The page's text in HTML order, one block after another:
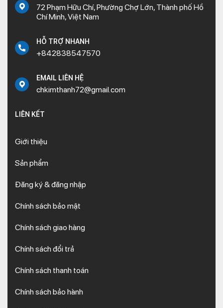
72 Phạm Hữu Chí, Phường Chợ Lớn, Thành phố Hồ
Chí Minh, Việt Nam
HỖ TRỢ NHANH
+842838547570
EMAIL LIÊN HỆ
chkimthanh72@gmail.com
LIÊN KẾT
Giới thiệu
Sản phẩm
Đăng ký & đăng nhập
Chính sách bảo mật
Chính sách giao hàng
Chính sách đổi trả
Chính sách thanh toán
Chính sách bảo hành